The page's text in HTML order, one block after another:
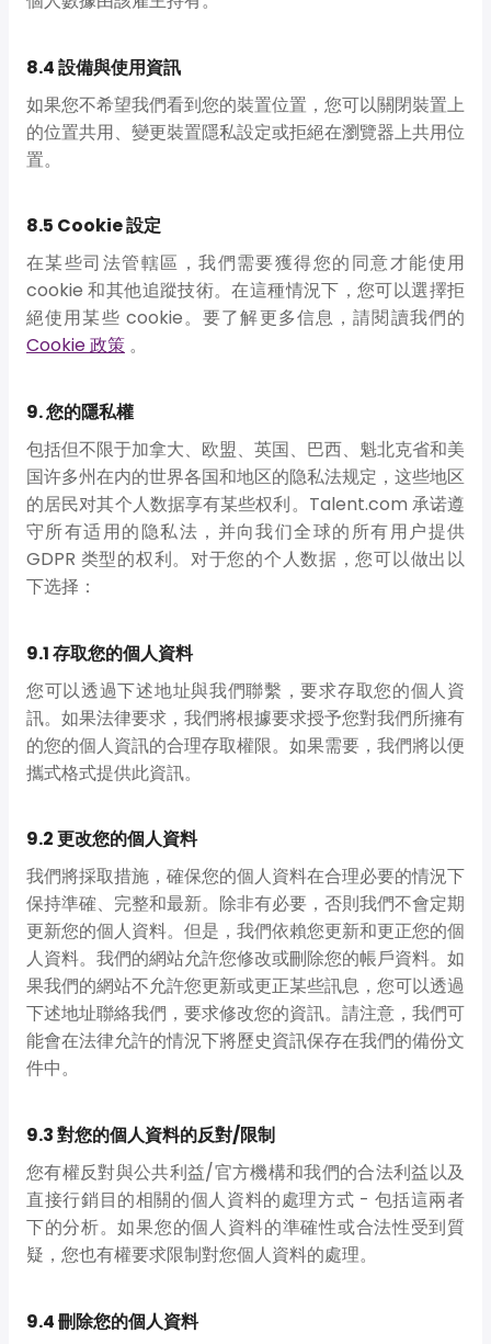
8.4 設備與使用資訊
如果您不希望我們看到您的裝置位置，您可以關閉裝置上
的位置共用、變更裝置隱私設定或拒絕在瀏覽器上共用位
置。
8.5 Cookie 設定
在某些司法管轄區，我們需要獲得您的同意才能使用
cookie 和其他追蹤技術。在這種情況下，您可以選擇拒
絕使用某些 cookie。要了解更多信息，請閱讀我們的
Cookie 政策 。
9. 您的隱私權
包括但不限于加拿大、欧盟、英国、巴西、魁北克省和美
国许多州在内的世界各国和地区的隐私法规定，这些地区
的居民对其个人数据享有某些权利。Talent.com 承诺遵
守所有适用的隐私法，并向我们全球的所有用户提供
GDPR 类型的权利。对于您的个人数据，您可以做出以
下选择：
9.1 存取您的個人資料
您可以透過下述地址與我們聯繫，要求存取您的個人資
訊。如果法律要求，我們將根據要求授予您對我們所擁有
的您的個人資訊的合理存取權限。如果需要，我們將以便
攜式格式提供此資訊。
9.2 更改您的個人資料
我們將採取措施，確保您的個人資料在合理必要的情況下
保持準確、完整和最新。除非有必要，否則我們不會定期
更新您的個人資料。但是，我們依賴您更新和更正您的個
人資料。我們的網站允許您修改或刪除您的帳戶資料。如
果我們的網站不允許您更新或更正某些訊息，您可以透過
下述地址聯絡我們，要求修改您的資訊。請注意，我們可
能會在法律允許的情況下將歷史資訊保存在我們的備份文
件中。
9.3 對您的個人資料的反對/限制
您有權反對與公共利益/官方機構和我們的合法利益以及
直接行銷目的相關的個人資料的處理方式 - 包括這兩者
下的分析。如果您的個人資料的準確性或合法性受到質
疑，您也有權要求限制對您個人資料的處理。
9.4 刪除您的個人資料